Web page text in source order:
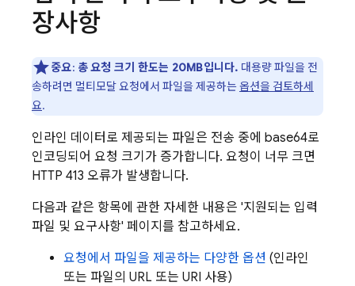
장사항
중요: 총 요청 크기 한도는 20MB입니다. 대용량 파일을 전
송하려면 멀티모달 요청에서 파일을 제공하는옵션을 검토하세
요.
인라인 데이터로 제공되는 파일은 전송 중에 base64로
인코딩되어 요청 크기가 증가합니다. 요청이 너무 크면
HTTP 413 오류가 발생합니다.
다음과 같은 항목에 관한 자세한 내용은 '지원되는 입력
파일 및 요구사항' 페이지를 참고하세요.
요청에서 파일을 제공하는 다양한 옵션 (인라인
또는 파일의 URL 또는 URI 사용)